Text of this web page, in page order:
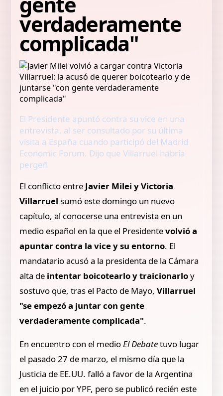
verdaderamente
complicada"
El Presidente apuntó contra su vice en una
entrevista, al ser consultado por su última
visita a España cuando participó del Madrid
Economic Forum. Dijo que Villarruel habría
pergeñ
El conflicto entre Javier Milei y Victoria
Villarruelsumó este domingo un nuevo
capítulo, al conocerse una entrevista en un
medio español en la que el Presidentevolvió a
apuntar contra la vice y su entorno. El
mandatario acusó a la presidenta de la Cámara
alta de intentar boicotearlo y traicionarloy
sostuvo que, tras el Pacto de Mayo,Villarruel
"se empezó a juntar con gente
verdaderamente complicada".
En encuentro con el medioEl Debatetuvo lugar
el pasado 27 de marzo, el mismo día que la
Justicia de EE.UU. falló a favor de la Argentina
en el juicio por YPF, pero se publicó recién este